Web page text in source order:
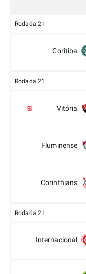
Rodada 21
Coritiba
Rodada 21
Vitória
2
Fluminense
Corinthians
Rodada 21
Internacional